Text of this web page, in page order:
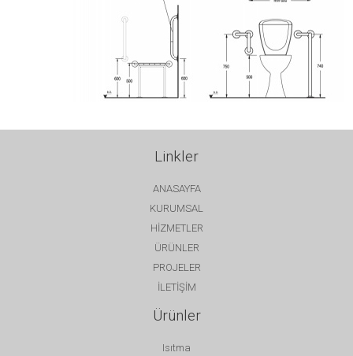
Linkler
ANASAYFA
KURUMSAL
HİZMETLER
ÜRÜNLER
PROJELER
İLETİŞİM
Ürünler
Isıtma